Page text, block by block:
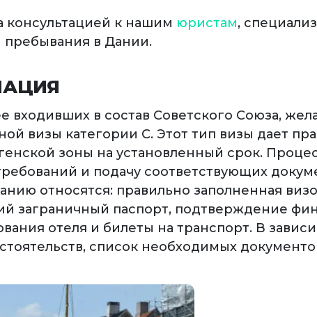
консультацией к нашим юристам,
пребывания в Дании.
входивших в состав Советского Союза,
визы категории С. Этот тип визы дает
зоны на установленный срок.
и подачу соответствующих
относятся: правильно заполненная
заграничный паспорт, подтверждение
отеля и билеты на транспорт. В
список необходимых